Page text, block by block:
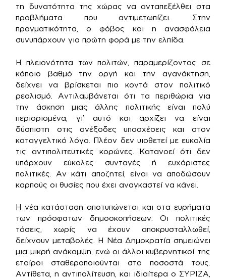
τη δυνατότητα της χώρας να ανταπεξέλθει στα
προβλήματα που αντιμετωπίζει. Στην
πραγματικότητα, ο φόβος και η ανασφάλεια
συνυπάρχουν για πρώτη φορά με την ελπίδα.
Η πλειονότητα των πολιτών, παραμερίζοντας σε
κάποιο βαθμό την οργή και την αγανάκτηση,
δείχνει να βρίσκεται πιο κοντά στον πολιτικό
ρεαλισμό. Αντιλαμβάνεται ότι τα περιθώρια για
την άσκηση μιας άλλης πολιτικής είναι πολύ
περιορισμένα, γι’ αυτό και αρχίζει να είναι
δύσπιστη στις ανέξοδες υποσχέσεις και στον
καταγγελτικό λόγο. Πλέον δεν υιοθετεί με ευκολία
τις αντιπολιτευτικές κορώνες. Κατανοεί ότι δεν
υπάρχουν εύκολες συνταγές ή ευχάριστες
πολιτικές. Αν κάτι αποζητεί, είναι να αποδώσουν
καρπούς οι θυσίες που έχει αναγκαστεί να κάνει.
Η νέα κατάσταση αποτυπώνεται και στα ευρήματα
των πρόσφατων δημοσκοπήσεων. Οι πολιτικές
τάσεις, χωρίς να έχουν αποκρυσταλλωθεί,
δείχνουν μεταβολές. Η Νέα Δημοκρατία σημειώνει
μια μικρή ανάκαμψη, ενώ οι άλλοι κυβερνητικοί της
εταίροι σταθεροποιούνται στα ποσοστά τους.
Αντίθετα, η αντιπολίτευση, και ιδιαίτερα ο ΣΥΡΙΖΑ,